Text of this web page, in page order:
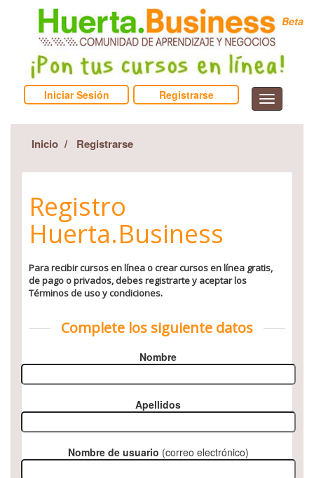
Beta
Registrarse
Iniciar Sesión
Inicio Registrarse
Registro
Huerta.Business
Para recibir cursos en línea o crear cursos en línea gratis,
de pago o privados, debes registrarte y aceptar los
Términos de uso y condiciones.
Complete los siguiente datos
Nombre
Apellidos
Nombre de usuario (correo electrónico)